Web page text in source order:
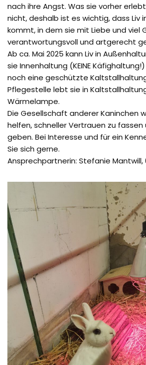
nach ihre Angst. Was sie vorher
nicht, deshalb ist es wichtig, dass Liv
kommt, in dem sie mit Liebe und viel
verantwortungsvoll und artgerecht
Ab ca. Mai 2025 kann Liv in
sie Innenhaltung (KEINE
noch eine geschützte
Pflegestelle lebt sie in
Wärmelampe.
Die Gesellschaft anderer Kaninchen
helfen, schneller Vertrauen zu fassen
geben. Bei Interesse und für ein
Sie sich gerne.
Ansprechpartnerin: Stefanie Mantwill,